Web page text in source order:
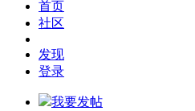
首页
社区
发现
登录
我要发帖